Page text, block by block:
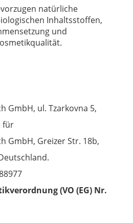
natürliche
Inhaltsstoffen,
und
GmbH, ul. Tzarkovna 5,
für
GmbH, Greizer Str. 18b,
(VO (EG) Nr.